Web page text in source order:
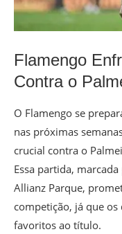
Flamengo
Contra o
O Flamengo se
nas próximas
crucial contra o
Essa partida,
Allianz Parque,
competição, já que
favoritos ao título.